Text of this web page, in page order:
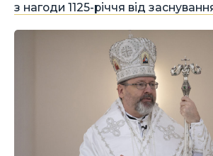
з нагоди 1125-річчя від